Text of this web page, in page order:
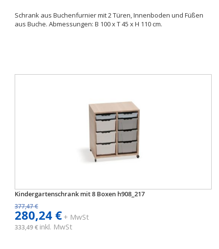
Schrank aus Buchenfurnier mit 2 Türen, Innenboden und Füßen
aus Buche. Abmessungen: B 100 x T 45 x H 110 cm.
Kindergartenschrank mit 8 Boxen h908_217
377,47 €
280,24 €+ MwSt
333,49 € inkl. MwSt